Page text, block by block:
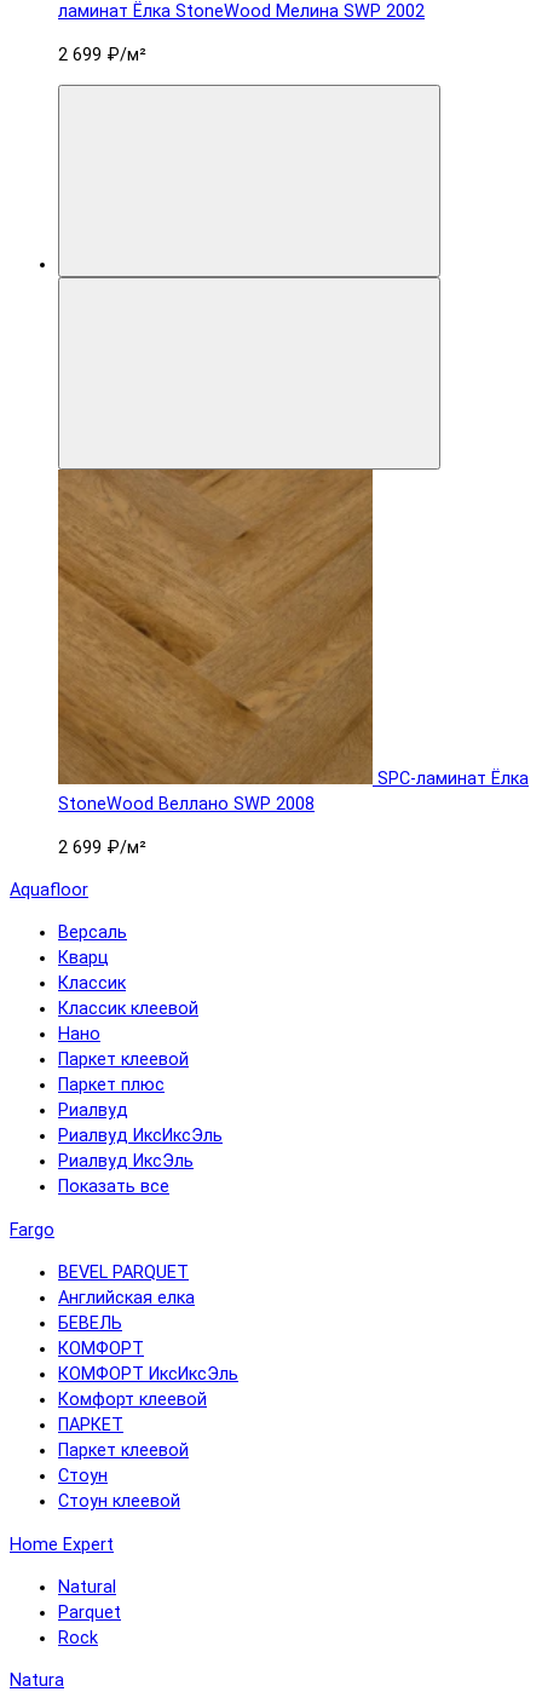
ламинат Ëлка StoneWood Мелина SWP 2002
2 699 ₽/м²
SPC-ламинат Ëлка
StoneWood Веллано SWP 2008
2 699 ₽/м²
Aquafloor
Версаль
Кварц
Классик
Классик клеевой
Нано
Паркет клеевой
Паркет плюс
Риалвуд
Риалвуд ИксИксЭль
Риалвуд ИксЭль
Показать все
Fargo
BEVEL PARQUET
Английская елка
БЕВЕЛЬ
КОМФОРТ
КОМФОРТ ИксИксЭль
Комфорт клеевой
ПАРКЕТ
Паркет клеевой
Стоун
Стоун клеевой
Home Expert
Natural
Parquet
Rock
Natura